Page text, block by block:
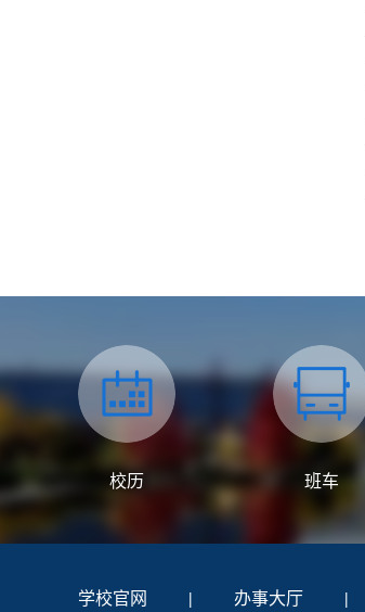
校历 班车
学校官网 | 办事大厅 |